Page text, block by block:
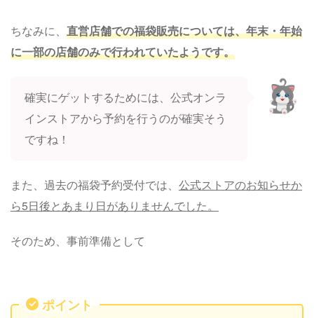
ちなみに、 直営店舗での福袋販売については、年末・年始
に一部の店舗のみで行われていたようです。
確実にゲットするためには、公式オンラ
インストアから予約を行うのが確実そう
ですね！
また、過去の福袋予約受付では、 公式ストアのお知らせか
ら5日後とあまり日がありませんでした。
そのため、事前準備として
ポイント